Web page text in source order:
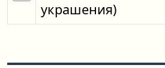
украшения)